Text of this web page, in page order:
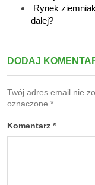
Rynek
dalej?
DODAJ
Twój adres email nie
oznaczone *
Komentarz *